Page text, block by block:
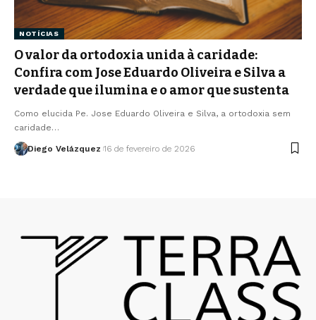
NOTÍCIAS
O valor da ortodoxia unida à caridade:
Confira com Jose Eduardo Oliveira e Silva a
verdade que ilumina e o amor que sustenta
Como elucida Pe. Jose Eduardo Oliveira e Silva, a ortodoxia sem
caridade…
Diego Velázquez 16 de fevereiro de 2026